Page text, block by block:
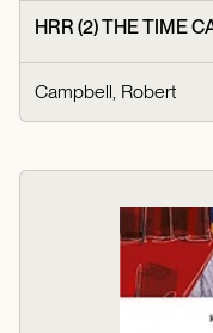
HRR (2) THE TIME
Campbell, Robert